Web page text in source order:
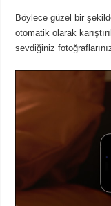
Böylece güzel bir
otomatik olarak
sevdiğiniz